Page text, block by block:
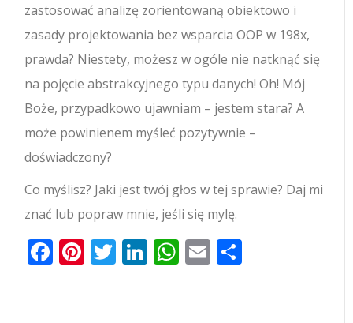
zastosować analizę zorientowaną obiektowo i
zasady projektowania bez wsparcia OOP w 198x,
prawda? Niestety, możesz w ogóle nie natknąć się
na pojęcie abstrakcyjnego typu danych! Oh! Mój
Boże, przypadkowo ujawniam – jestem stara? A
może powinienem myśleć pozytywnie –
doświadczony?
Co myślisz? Jaki jest twój głos w tej sprawie? Daj mi
znać lub popraw mnie, jeśli się mylę.
Facebook
Pinterest
Twitter
LinkedIn
WhatsApp
Email